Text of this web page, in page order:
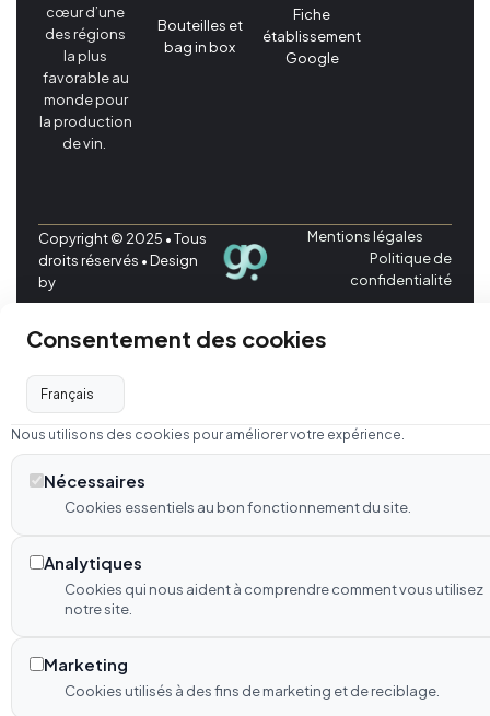
cœur d’une
des régions
la plus
favorable au
monde pour
la production
de vin.
Bouteilles et
bag in box
Fiche
établissement
Google
Copyright © 2025 • Tous
droits réservés • Design
by
Mentions légales
Politique de
confidentialité
Consentement des cookies
Nous utilisons des cookies pour améliorer votre expérience.
Nécessaires
Cookies essentiels au bon fonctionnement du site.
Analytiques
Cookies qui nous aident à comprendre comment vous utilisez
notre site.
Marketing
Cookies utilisés à des fins de marketing et de reciblage.